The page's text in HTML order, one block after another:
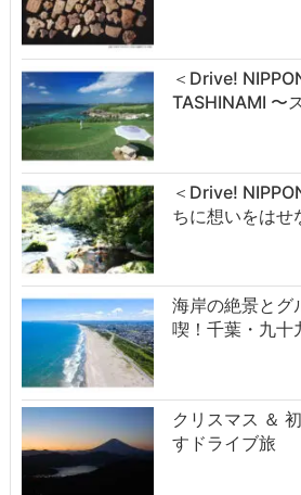
＜Drive!
TASHINAMI 〜
＜Drive!
ちに想いをは
海岸の絶景とグ
喫！千葉・九十
クリスマス ＆
すドライブ旅